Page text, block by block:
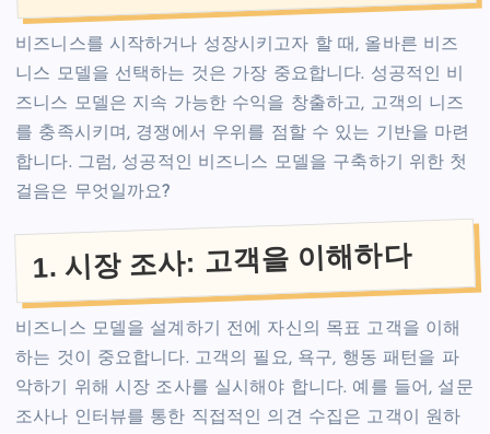
비즈니스를 시작하거나 성장시키고자 할 때, 올바른 비즈
니스 모델을 선택하는 것은 가장 중요합니다. 성공적인 비
즈니스 모델은 지속 가능한 수익을 창출하고, 고객의 니즈
를 충족시키며, 경쟁에서 우위를 점할 수 있는 기반을 마련
합니다. 그럼, 성공적인 비즈니스 모델을 구축하기 위한 첫
걸음은 무엇일까요?
1. 시장 조사: 고객을 이해하다
비즈니스 모델을 설계하기 전에 자신의 목표 고객을 이해
하는 것이 중요합니다. 고객의 필요, 욕구, 행동 패턴을 파
악하기 위해 시장 조사를 실시해야 합니다. 예를 들어, 설문
조사나 인터뷰를 통한 직접적인 의견 수집은 고객이 원하